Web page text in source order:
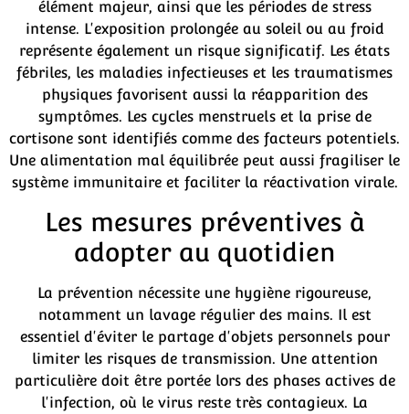
élément majeur, ainsi que les périodes de stress
intense. L'exposition prolongée au soleil ou au froid
représente également un risque significatif. Les états
fébriles, les maladies infectieuses et les traumatismes
physiques favorisent aussi la réapparition des
symptômes. Les cycles menstruels et la prise de
cortisone sont identifiés comme des facteurs potentiels.
Une alimentation mal équilibrée peut aussi fragiliser le
système immunitaire et faciliter la réactivation virale.
Les mesures préventives à
adopter au quotidien
La prévention nécessite une hygiène rigoureuse,
notamment un lavage régulier des mains. Il est
essentiel d'éviter le partage d'objets personnels pour
limiter les risques de transmission. Une attention
particulière doit être portée lors des phases actives de
l'infection, où le virus reste très contagieux. La